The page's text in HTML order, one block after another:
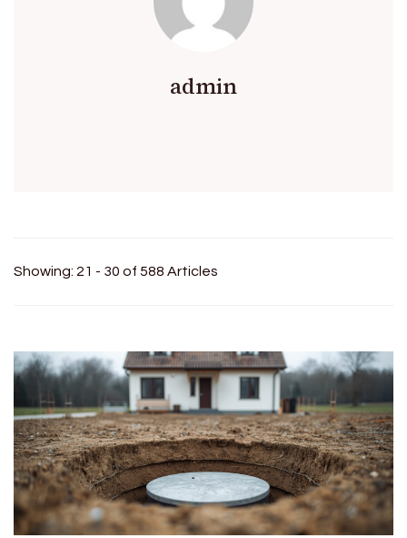
admin
Showing: 21 - 30 of 588 Articles